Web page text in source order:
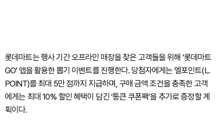
롯데마트는 행사 기간 오프라인 매장을 찾은 고객들을 위해 ‘롯데마트
GO’ 앱을 활용한 뽑기 이벤트를 진행한다. 당첨자에게는 엘포인트(L.
POINT)를 최대 5만 점까지 지급하며, 구매 금액 조건을 충족한 고객
에게는 최대 10% 할인 혜택이 담긴 ‘통큰 쿠폰팩’을 추가로 증정할 계
획이다.